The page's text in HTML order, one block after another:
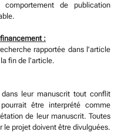
de publication
:
rapportée dans l’article
fin de l’article.
leur manuscrit tout conflit
être interprété comme
de leur manuscrit. Toutes
le projet doivent être divulguées.